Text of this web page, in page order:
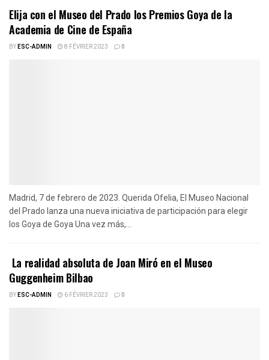
Elija con el Museo del Prado los Premios Goya de la
Academia de Cine de España
BYESC-ADMIN 8 FÉVRIER 2023 0
Madrid, 7 de febrero de 2023. Querida Ofelia, El Museo Nacional
del Prado lanza una nueva iniciativa de participación para elegir
los Goya de Goya Una vez más,...
La realidad absoluta de Joan Miró en el Museo
Guggenheim Bilbao
BYESC-ADMIN 6 FÉVRIER 2023 0